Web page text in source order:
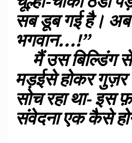
सब डूब गई है। अब
भगवान…!”
मैं उस बिल्डिंग
मड़ईसे होकर गुज़र
सोच रहा था- इस
संवेदना एक कैसे